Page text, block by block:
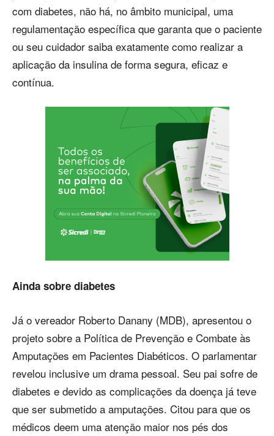
com diabetes, não há, no âmbito municipal, uma
regulamentação específica que garanta que o paciente
ou seu cuidador saiba exatamente como realizar a
aplicação da insulina de forma segura, eficaz e
contínua.
Ainda sobre diabetes
Já o vereador Roberto Danany (MDB), apresentou o
projeto sobre a Política de Prevenção e Combate às
Amputações em Pacientes Diabéticos. O parlamentar
revelou inclusive um drama pessoal. Seu pai sofre de
diabetes e devido as complicações da doença já teve
que ser submetido a amputações. Citou para que os
médicos deem uma atenção maior nos pés dos